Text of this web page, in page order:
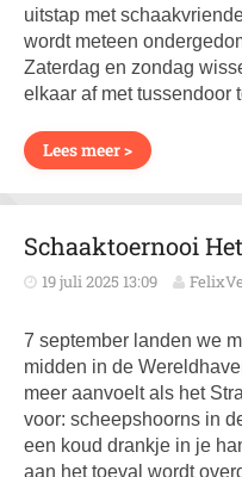
uitstap met
wordt meteen
Zaterdag en zondag
elkaar af met tussendoor
Lees meer >
Schaaktoernooi
19 juli 2025 13:09
7 september landen we
midden in de
meer aanvoelt als het
voor: scheepshoorns in
een koud drankje in je
aan het toeval wordt